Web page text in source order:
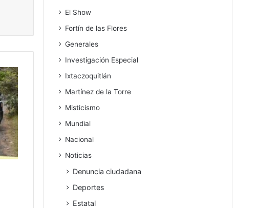
El Show
Fortín de las Flores
Generales
Investigación Especial
Ixtaczoquitlán
Martínez de la Torre
Misticismo
Mundial
Nacional
Noticias
Denuncia ciudadana
Deportes
Estatal